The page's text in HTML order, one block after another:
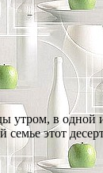
в одной
этот